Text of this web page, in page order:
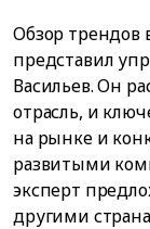
Обзор трендов
представил
Васильев. Он
отрасль, и
на рынке и
развитыми
эксперт
другими